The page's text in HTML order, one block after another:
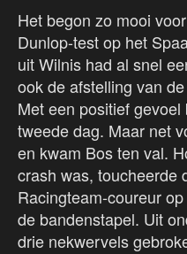
Het begon zo mooi
Dunlop-test op het
uit Wilnis had al snel
ook de afstelling van
Met een positief
tweede dag. Maar net
en kwam Bos ten val.
crash was, toucheerde
Racingteam-coureur
de bandenstapel. Uit
drie nekwervels